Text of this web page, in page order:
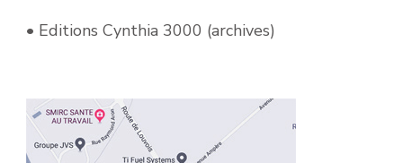
• Editions Cynthia 3000 (archives)